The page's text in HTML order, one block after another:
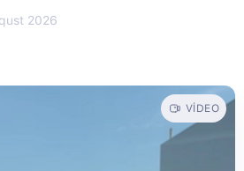
2026
VIDEO